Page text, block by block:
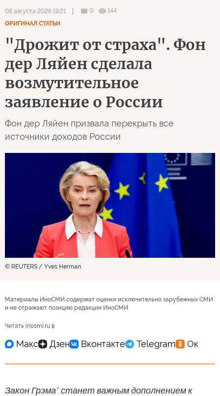
08 августа 2026 19:21 0
144
ОРИГИНАЛ СТАТЬИ
"Дрожит от страха". Фон
дер Ляйен сделала
возмутительное
заявление о России
Фон дер Ляйен призвала перекрыть все
источники доходов России
© REUTERS / Yves Herman
Материалы ИноСМИ содержат оценки исключительно зарубежных СМИ
и не отражают позицию редакции ИноСМИ
Читать inosmi.ru в
Закон Грэма* станет важным дополнением к